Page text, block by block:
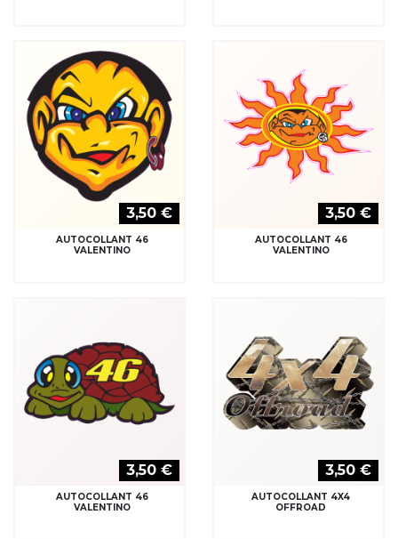
3,50 €
AUTOCOLLANT 46
VALENTINO
3,50 €
AUTOCOLLANT 46
VALENTINO
3,50 €
AUTOCOLLANT 46
VALENTINO
3,50 €
AUTOCOLLANT 4X4
OFFROAD